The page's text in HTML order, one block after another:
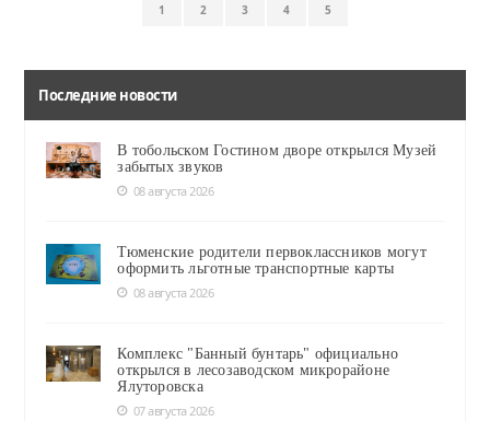
1 2 3 4 5
Последние новости
В тобольском Гостином дворе открылся Музей
забытых звуков
08 августа 2026
Тюменские родители первоклассников могут
оформить льготные транспортные карты
08 августа 2026
Комплекс "Банный бунтарь" официально
открылся в лесозаводском микрорайоне
Ялуторовска
07 августа 2026